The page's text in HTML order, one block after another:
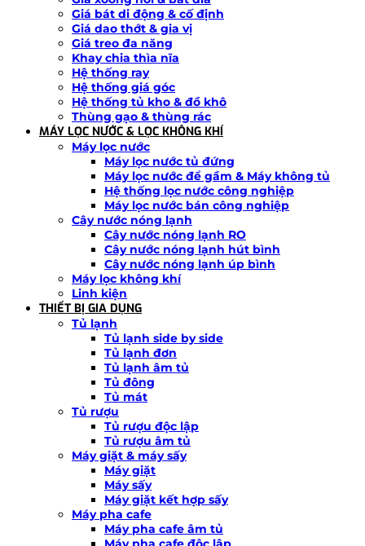
Giá bát di động & cố định
Giá dao thớt & gia vị
Giá treo đa năng
Khay chia thìa nĩa
Hệ thống ray
Hệ thống giá góc
Hệ thống tủ kho & đồ khô
Thùng gạo & thùng rác
MÁY LỌC NƯỚC & LỌC KHÔNG KHÍ
Máy lọc nước
Máy lọc nước tủ đứng
Máy lọc nước để gầm & Máy không tủ
Hệ thống lọc nước công nghiệp
Máy lọc nước bán công nghiệp
Cây nước nóng lạnh
Cây nước nóng lạnh RO
Cây nước nóng lạnh hút bình
Cây nước nóng lạnh úp bình
Máy lọc không khí
Linh kiện
THIẾT BỊ GIA DỤNG
Tủ lạnh
Tủ lạnh side by side
Tủ lạnh đơn
Tủ lạnh âm tủ
Tủ đông
Tủ mát
Tủ rượu
Tủ rượu độc lập
Tủ rượu âm tủ
Máy giặt & máy sấy
Máy giặt
Máy sấy
Máy giặt kết hợp sấy
Máy pha cafe
Máy pha cafe âm tủ